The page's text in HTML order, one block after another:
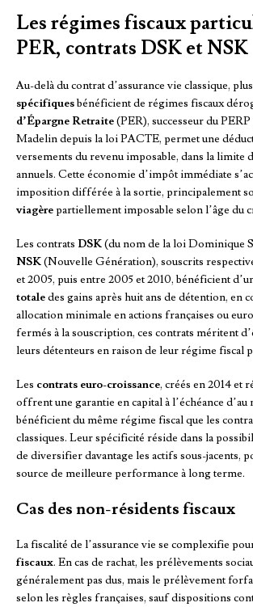
Les régimes fiscaux
PER, contrats DSK et NSK
Au-delà du contrat d’assurance vie classique,
spécifiquesbénéficient de régimes fiscaux
d’Épargne Retraite(PER), successeur du
Madelin depuis la loi PACTE, permet une
versements du revenu imposable, dans la limite
annuels. Cette économie d’impôt immédiate
imposition différée à la sortie, principalement
viagèrepartiellement imposable selon l’âge du
Les contrats DSK(du nom de la loi Dominique
NSK(Nouvelle Génération), souscrits
et 2005, puis entre 2005 et 2010, bénéficient
totaledes gains après huit ans de détention, en
allocation minimale en actions françaises ou
fermés à la souscription, ces contrats méritent
leurs détenteurs en raison de leur régime fiscal
Les contrats euro-croissance, créés en 2014 et
offrent une garantie en capital à l’échéance d’au
bénéficient du même régime fiscal que les
classiques. Leur spécificité réside dans la
de diversifier davantage les actifs sous-jacents,
source de meilleure performance à long terme.
Cas des non-résidents fiscaux
La fiscalité de l’assurance vie se complexifie
fiscaux. En cas de rachat, les prélèvements
généralement pas dus, mais le prélèvement
selon les règles françaises, sauf dispositions